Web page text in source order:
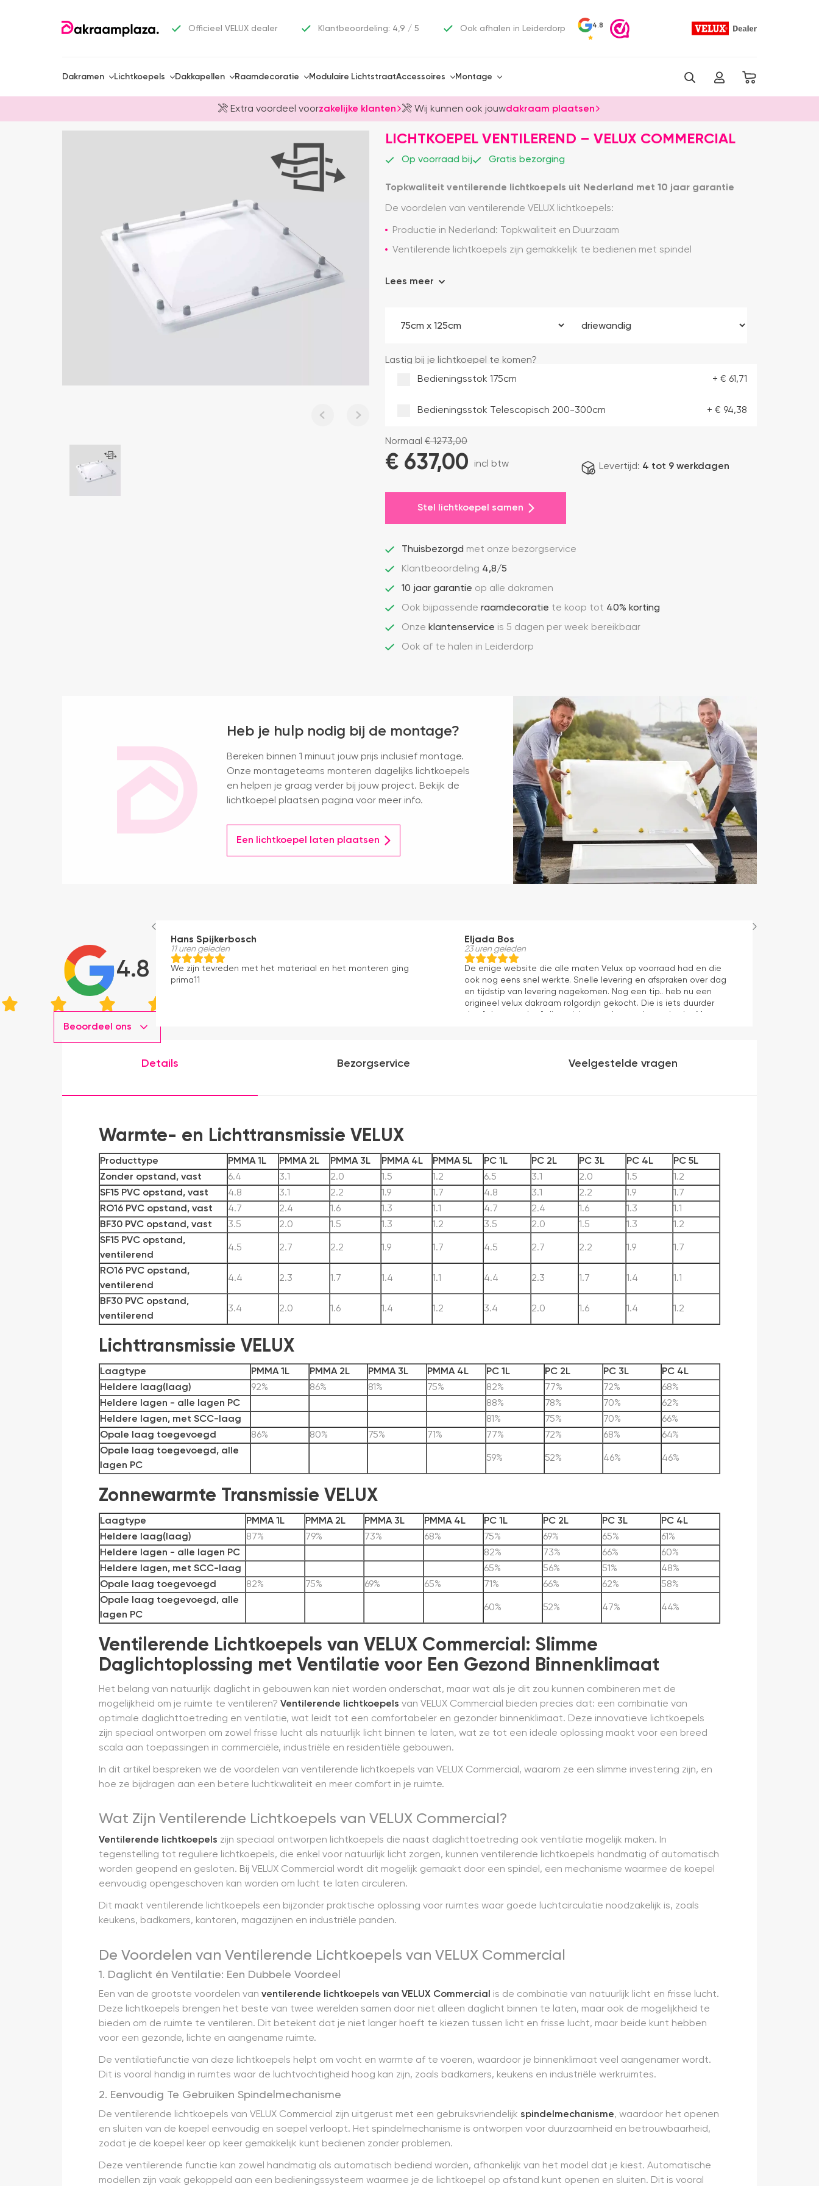
Officieel VELUX dealer Klantbeoordeling: 4,9 / 5 Ook afhalen in Leiderdorp 4.8
Dakramen Lichtkoepels Dakkapellen Raamdecoratie Modulaire LichtstraatAccessoires Montage
Extra voordeel voorzakelijke klanten Wij kunnen ook jouwdakraam plaatsen
LICHTKOEPEL VENTILEREND – VELUX COMMERCIAL
Op voorraad bij Gratis bezorging
Topkwaliteit ventilerende lichtkoepels uit Nederland met 10 jaar garantie
De voordelen van ventilerende VELUX lichtkoepels:
Productie in Nederland: Topkwaliteit en Duurzaam
Ventilerende lichtkoepels zijn gemakkelijk te bedienen met spindel
Lees meer
Lastig bij je lichtkoepel te komen?
Bedieningsstok 175cm
+ € 61,71
Bedieningsstok Telescopisch 200-300cm + € 94,38
Normaal €1273,00
€ 637,00 incl btw Levertijd: 4 tot 9 werkdagen
Stel lichtkoepel samen
Thuisbezorgd met onze bezorgservice
Klantbeoordeling 4,8/5
10 jaar garantie op alle dakramen
Ook bijpassende raamdecoratie te koop tot 40% korting
Onze klantenservice is 5 dagen per week bereikbaar
Ook af te halen in Leiderdorp
Heb je hulp nodig bij de montage?
Bereken binnen 1 minuut jouw prijs inclusief montage.
Onze montageteams monteren dagelijks lichtkoepels
en helpen je graag verder bij jouw project. Bekijk de
lichtkoepel plaatsen pagina voor meer info.
Een lichtkoepel laten plaatsen
4.8
Beoordeel ons
Hans Spijkerbosch
11 uren geleden
We zijn tevreden met het materiaal en het monteren ging
prima11
Eljada Bos
23 uren geleden
De enige website die alle maten Velux op voorraad had en die
ook nog eens snel werkte. Snelle levering en afspraken over dag
en tijdstip van levering nagekomen. Nog een tip.. heb nu een
origineel velux dakraam rolgordijn gekocht. Die is iets duurder
Details Bezorgservice Veelgestelde vragen
Warmte- en Lichttransmissie VELUX
Producttype PMMA 1L PMMA 2L PMMA 3L PMMA 4L PMMA 5L PC 1L PC 2L PC 3L PC 4L
PC 5L
Zonder opstand, vast
6.4 3.1 2.0 1.5 1.2 6.5 3.1 2.0 1.5
1.2
SF15 PVC opstand, vast
4.8 3.1 2.2 1.9 1.7 4.8 3.1 2.2 1.9
1.7
RO16 PVC opstand, vast
4.7 2.4 1.6 1.3 1.1 4.7 2.4 1.6 1.3
1.1
BF30 PVC opstand, vast
3.5 2.0 1.5 1.3 1.2 3.5 2.0 1.5 1.3
1.2
SF15 PVC opstand,
ventilerend
4.5 2.7 2.2 1.9 1.7 4.5 2.7 2.2 1.9 1.7
RO16 PVC opstand,
ventilerend
4.4 2.3 1.7 1.4 1.1 4.4 2.3 1.7 1.4 1.1
BF30 PVC opstand,
ventilerend
3.4 2.0 1.6 1.4 1.2 3.4 2.0 1.6 1.4 1.2
Lichttransmissie VELUX
Laagtype PMMA 1L PMMA 2L PMMA 3L PMMA 4L PC 1L PC 2L PC 3L
PC 4L
Heldere laag(laag)
92% 86% 81% 75% 82% 77% 72%
68%
Heldere lagen - alle lagen PC
88% 78% 70%
62%
Heldere lagen, met SCC-laag
81% 75% 70%
66%
Opale laag toegevoegd
86% 80% 75% 71% 77% 72% 68%
64%
Opale laag toegevoegd, alle
lagen PC
59% 52% 46% 46%
Zonnewarmte Transmissie VELUX
Laagtype PMMA 1L PMMA 2L PMMA 3L PMMA 4L PC 1L PC 2L PC 3L
PC 4L
Heldere laag(laag)
87% 79% 73% 68% 75% 69% 65%
61%
Heldere lagen - alle lagen PC
82% 73% 66%
60%
Heldere lagen, met SCC-laag
65% 56% 51%
48%
Opale laag toegevoegd
82% 75% 69% 65% 71% 66% 62%
58%
Opale laag toegevoegd, alle
lagen PC
60% 52% 47% 44%
Ventilerende Lichtkoepels van VELUX Commercial: Slimme
Daglichtoplossing met Ventilatie voor Een Gezond Binnenklimaat
Het belang van natuurlijk daglicht in gebouwen kan niet worden onderschat, maar wat als je dit zou kunnen combineren met de
mogelijkheid om je ruimte te ventileren? Ventilerende lichtkoepels van VELUX Commercial bieden precies dat: een combinatie van
optimale daglichttoetreding en ventilatie, wat leidt tot een comfortabeler en gezonder binnenklimaat. Deze innovatieve lichtkoepels
zijn speciaal ontworpen om zowel frisse lucht als natuurlijk licht binnen te laten, wat ze tot een ideale oplossing maakt voor een breed
scala aan toepassingen in commerciële, industriële en residentiële gebouwen.
In dit artikel bespreken we de voordelen van ventilerende lichtkoepels van VELUX Commercial, waarom ze een slimme investering zijn, en
hoe ze bijdragen aan een betere luchtkwaliteit en meer comfort in je ruimte.
Wat Zijn Ventilerende Lichtkoepels van VELUX Commercial?
Ventilerende lichtkoepels zijn speciaal ontworpen lichtkoepels die naast daglichttoetreding ook ventilatie mogelijk maken. In
tegenstelling tot reguliere lichtkoepels, die enkel voor natuurlijk licht zorgen, kunnen ventilerende lichtkoepels handmatig of automatisch
worden geopend en gesloten. Bij VELUX Commercial wordt dit mogelijk gemaakt door een spindel, een mechanisme waarmee de koepel
eenvoudig opengeschoven kan worden om lucht te laten circuleren.
Dit maakt ventilerende lichtkoepels een bijzonder praktische oplossing voor ruimtes waar goede luchtcirculatie noodzakelijk is, zoals
keukens, badkamers, kantoren, magazijnen en industriële panden.
De Voordelen van Ventilerende Lichtkoepels van VELUX Commercial
1. Daglicht én Ventilatie: Een Dubbele Voordeel
Een van de grootste voordelen van ventilerende lichtkoepels van VELUX Commercial
is de combinatie van natuurlijk licht en frisse lucht.
Deze lichtkoepels brengen het beste van twee werelden samen door niet alleen daglicht binnen te laten, maar ook de mogelijkheid te
bieden om de ruimte te ventileren. Dit betekent dat je niet langer hoeft te kiezen tussen licht en frisse lucht, maar beide kunt hebben
voor een gezonde, lichte en aangename ruimte.
De ventilatiefunctie van deze lichtkoepels helpt om vocht en warmte af te voeren, waardoor je binnenklimaat veel aangenamer wordt.
Dit is vooral handig in ruimtes waar de luchtvochtigheid hoog kan zijn, zoals badkamers, keukens en industriële werkruimtes.
2. Eenvoudig Te Gebruiken Spindelmechanisme
De ventilerende lichtkoepels van VELUX Commercial zijn uitgerust met een gebruiksvriendelijk spindelmechanisme, waardoor het openen
en sluiten van de koepel eenvoudig en soepel verloopt. Het spindelmechanisme is ontworpen voor duurzaamheid en betrouwbaarheid,
zodat je de koepel keer op keer gemakkelijk kunt bedienen zonder problemen.
Deze ventilerende functie kan zowel handmatig als automatisch bediend worden, afhankelijk van het model dat je kiest. Automatische
modellen zijn vaak gekoppeld aan een bedieningssysteem waarmee je de lichtkoepel op afstand kunt openen en sluiten. Dit is vooral